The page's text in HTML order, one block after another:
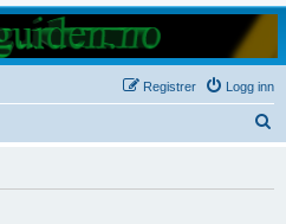
Logg inn
Registrer